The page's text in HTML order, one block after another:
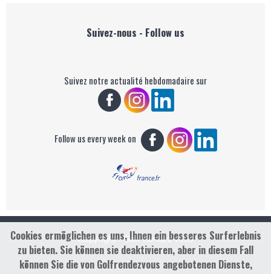
Suivez-nous - Follow us
Suivez notre actualité hebdomadaire sur
Follow us every week on
Copyright : Golf Rendez-vous
Cookies ermöglichen es uns, Ihnen ein besseres Surferlebnis
zu bieten. Sie können sie deaktivieren, aber in diesem Fall
können Sie die von Golfrendezvous angebotenen Dienste,